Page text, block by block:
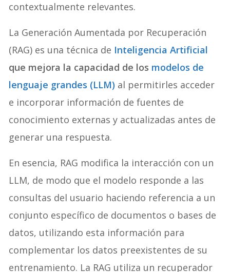
contextualmente relevantes.
La Generación Aumentada por Recuperación
(RAG) es una técnica de Inteligencia Artificial
que mejora la capacidad de los modelos de
lenguaje grandes (LLM) al permitirles acceder
e incorporar información de fuentes de
conocimiento externas y actualizadas antes de
generar una respuesta.
En esencia, RAG modifica la interacción con un
LLM, de modo que el modelo responde a las
consultas del usuario haciendo referencia a un
conjunto específico de documentos o bases de
datos, utilizando esta información para
complementar los datos preexistentes de su
entrenamiento. La RAG utiliza un recuperador